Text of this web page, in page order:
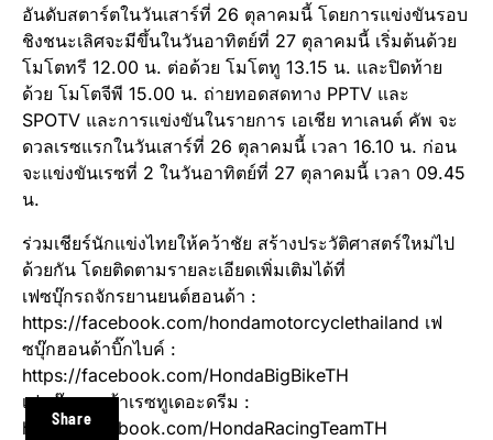
Share
อันดับสตาร์ตในวันเสาร์ที่ 26 ตุลาคมนี้ โดยการแข่งขันรอบ
ชิงชนะเลิศจะมีขึ้นในวันอาทิตย์ที่ 27 ตุลาคมนี้ เริ่มต้นด้วย
โมโตทรี 12.00 น. ต่อด้วย โมโตทู 13.15 น. และปิดท้าย
ด้วย โมโตจีพี 15.00 น. ถ่ายทอดสดทาง PPTV และ
SPOTV และการแข่งขันในรายการ เอเชีย ทาเลนต์ คัพ จะ
ดวลเรซแรกในวันเสาร์ที่ 26 ตุลาคมนี้ เวลา 16.10 น. ก่อน
จะแข่งขันเรซที่ 2 ในวันอาทิตย์ที่ 27 ตุลาคมนี้ เวลา 09.45
น.
ร่วมเชียร์นักแข่งไทยให้คว้าชัย สร้างประวัติศาสตร์ใหม่ไป
ด้วยกัน โดยติดตามรายละเอียดเพิ่มเติมได้ที่
เฟซบุ๊กรถจักรยานยนต์ฮอนด้า :
https://facebook.com/hondamotorcyclethailand เฟ
ซบุ๊กฮอนด้าบิ๊กไบค์ :
https://facebook.com/HondaBigBikeTH
เฟซบุ๊กฮอนด้าเรซทูเดอะดรีม :
https://facebook.com/HondaRacingTeamTH